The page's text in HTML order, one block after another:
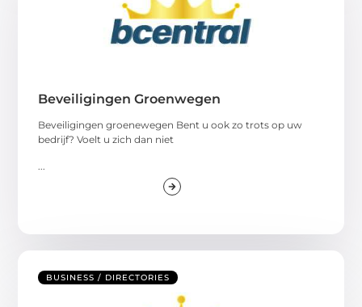
Beveiligingen Groenwegen
Beveiligingen groenewegen Bent u ook zo trots op uw
bedrijf? Voelt u zich dan niet
BUSINESS / DIRECTORIES